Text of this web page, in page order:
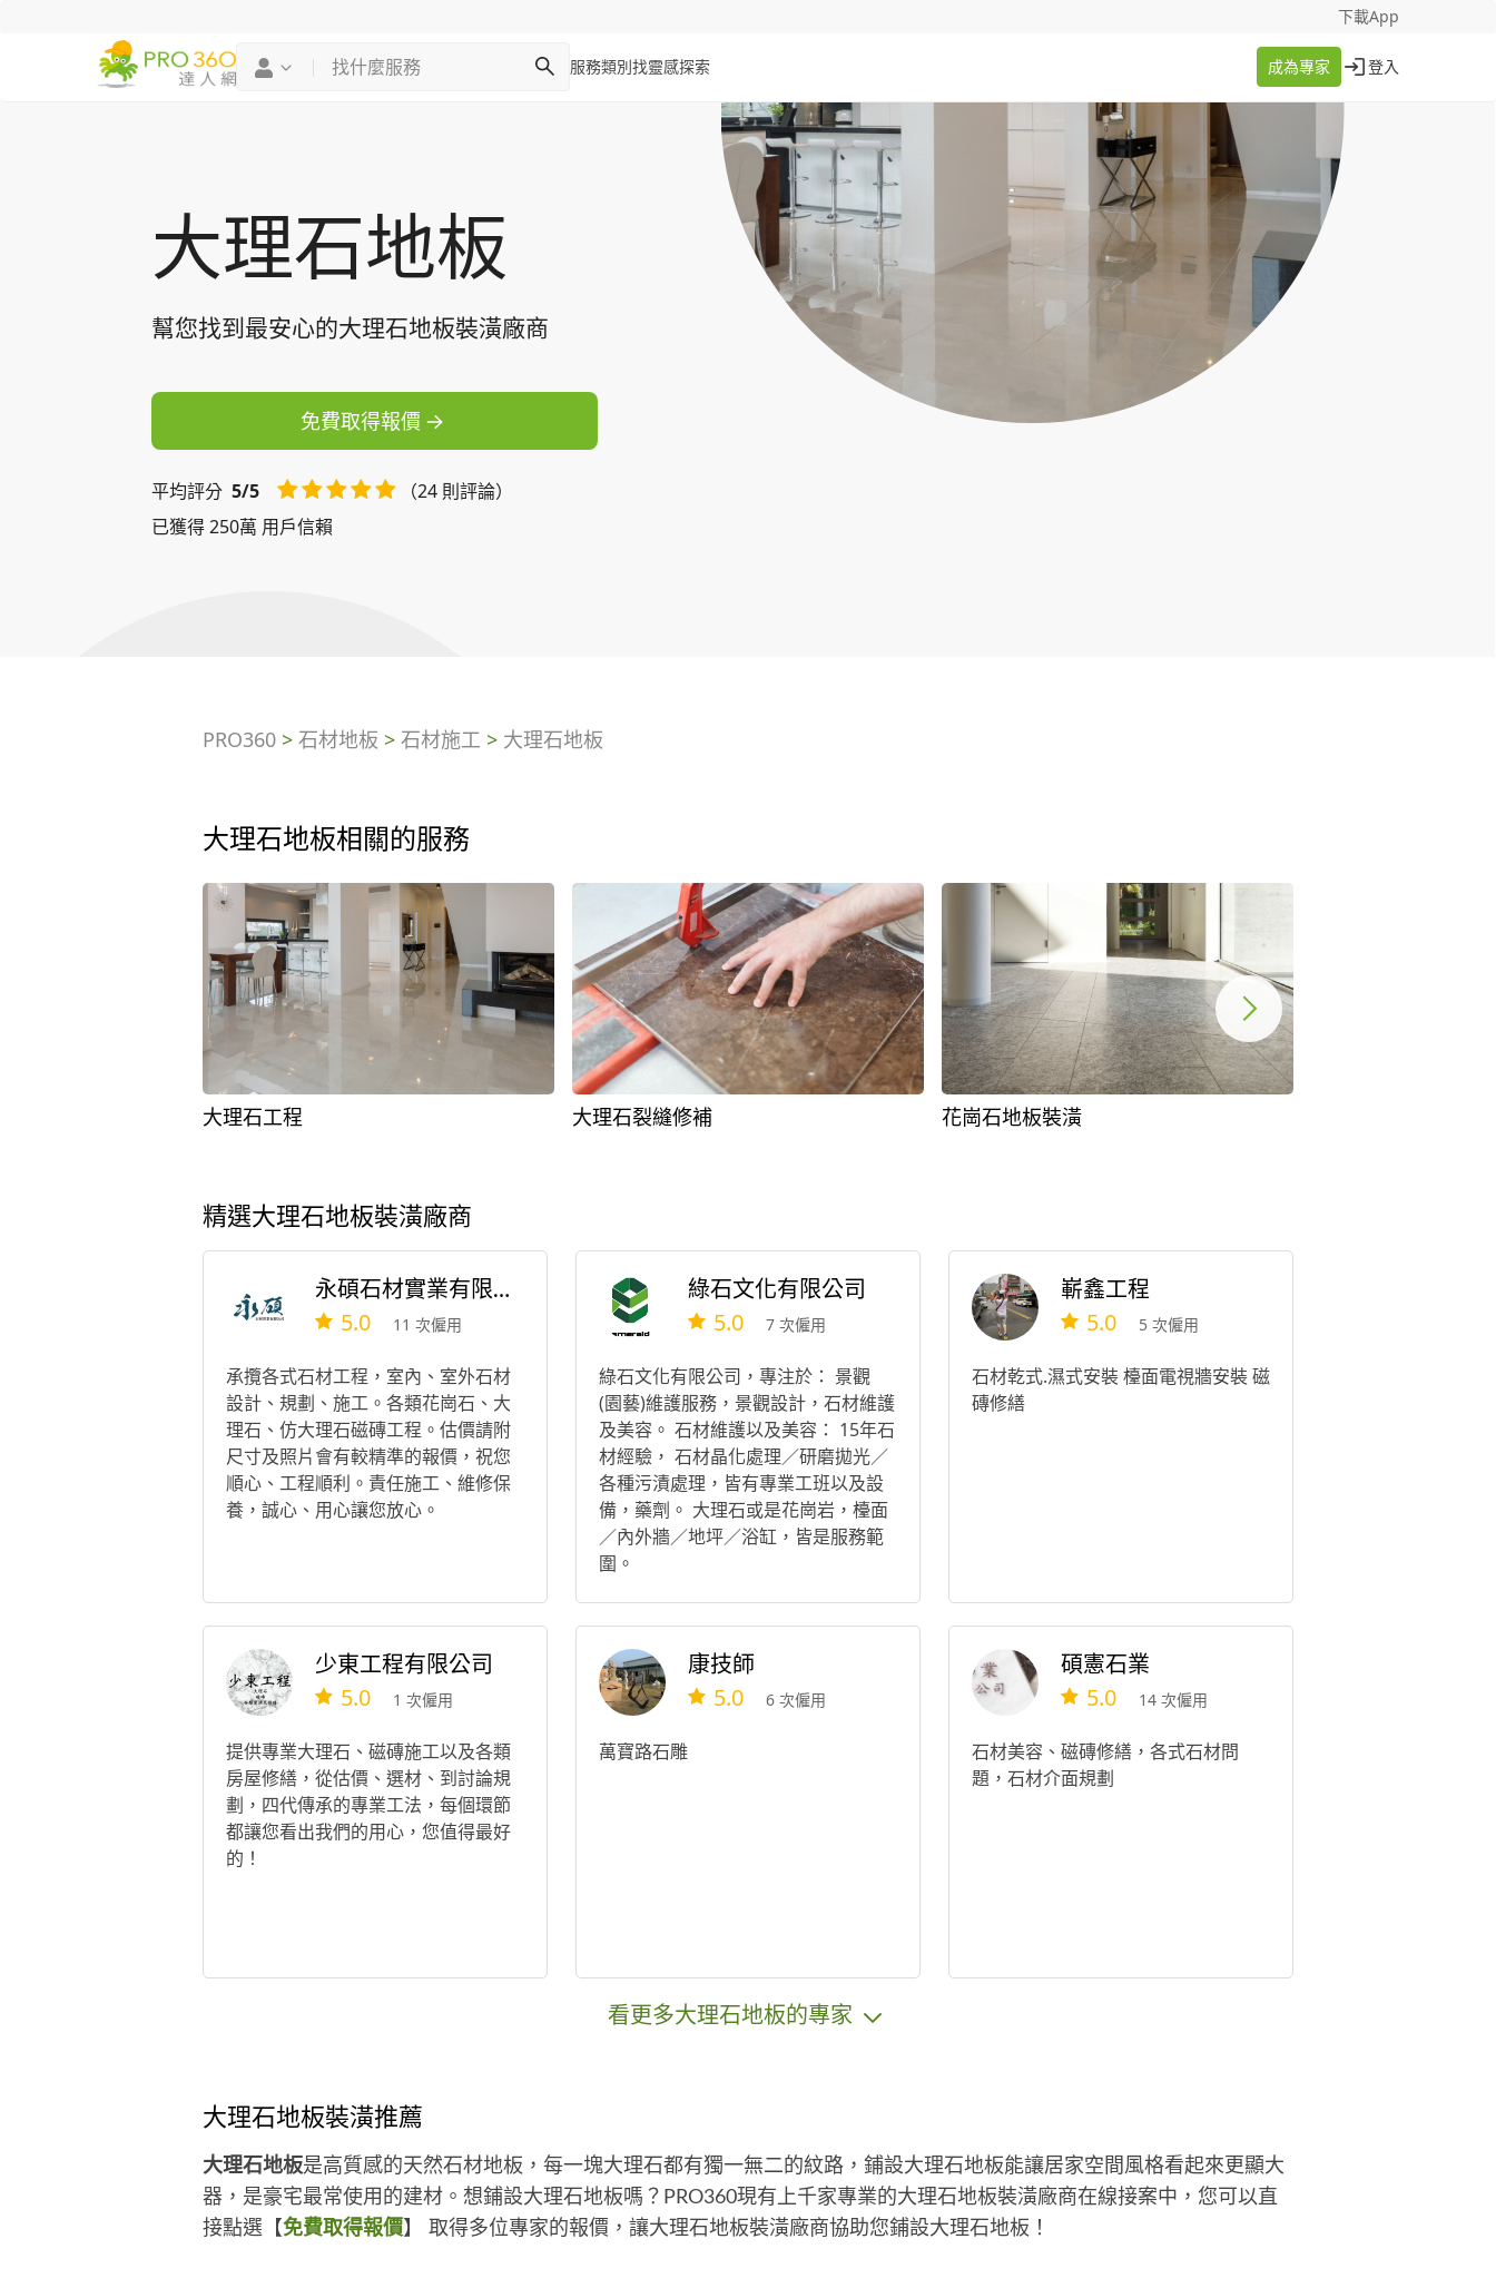
下載App
服務類別找靈感探索 成為專家 登入
成為專家
登入
大理石地板
幫您找到最安心的大理石地板裝潢廠商
免費取得報價
平均評分 5/5
（24 則評論）
已獲得 250萬 用戶信賴
PRO360> 石材地板 > 石材施工 > 大理石地板
大理石地板相關的服務
大理石工程 大理石裂縫修補 花崗石地板裝潢
精選大理石地板裝潢廠商
永碩石材實業有限公司
5.0 11 次僱用
承攬各式石材工程，室內、室外石材
設計、規劃、施工。各類花崗石、大
理石、仿大理石磁磚工程。估價請附
尺寸及照片會有較精準的報價，祝您
順心、工程順利。責任施工、維修保
養，誠心、用心讓您放心。
綠石文化有限公司
5.0 7 次僱用
綠石文化有限公司，專注於： 景觀
(園藝)維護服務，景觀設計，石材維護
及美容。 石材維護以及美容： 15年石
材經驗， 石材晶化處理／研磨拋光／
各種污漬處理，皆有專業工班以及設
備，藥劑。 大理石或是花崗岩，檯面
／內外牆／地坪／浴缸，皆是服務範
圍。
嶄鑫工程
5.0 5 次僱用
石材乾式.濕式安裝 檯面電視牆安裝 磁
磚修繕
少東工程有限公司
5.0 1 次僱用
提供專業大理石、磁磚施工以及各類
房屋修繕，從估價、選材、到討論規
劃，四代傳承的專業工法，每個環節
都讓您看出我們的用心，您值得最好
的！
康技師
5.0 6 次僱用
萬寶路石雕
碩憲石業
5.0 14 次僱用
石材美容、磁磚修繕，各式石材問
題，石材介面規劃
看更多大理石地板的專家
大理石地板裝潢推薦
大理石地板是高質感的天然石材地板，每一塊大理石都有獨一無二的紋路，鋪設大理石地板能讓居家空間風格看起來更顯大
器，是豪宅最常使用的建材。想鋪設大理石地板嗎？PRO360現有上千家專業的大理石地板裝潢廠商在線接案中，您可以直
接點選【免費取得報價】 取得多位專家的報價，讓大理石地板裝潢廠商協助您鋪設大理石地板！